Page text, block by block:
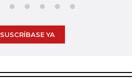
SUSCRÍBASE YA